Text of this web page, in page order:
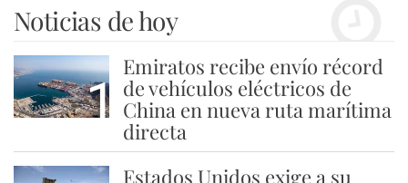
Noticias de hoy
1
Emiratos recibe envío récord
de vehículos eléctricos de
China en nueva ruta marítima
directa
Estados Unidos exige a su